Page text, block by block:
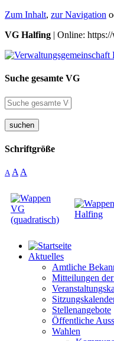
Zum Inhalt, zur Navigation
VG Halfing | Online:
Suche gesamte VG
suchen
Schriftgröße
A A A
Aktuelles
Amtliche
Mitteilungen
Stellenangebote
Öffentliche
Wahlen